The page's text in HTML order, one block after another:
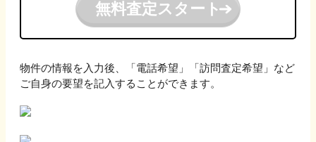
無料査定スタート
物件の情報を入力後、「電話希望」「訪問査定希望」など
ご自身の要望を記入することができます。